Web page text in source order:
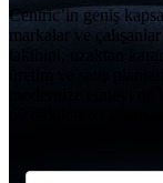
Centric’in geniş
markalar ve
takibini, uzaktan
üretim ve satış
modernize etmeyi ne